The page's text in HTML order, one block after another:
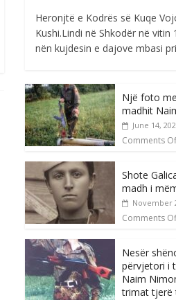
Heronjtë e Kodrës së Kuqe
Kushi.Lindi në Shkodër në vitin
nën kujdesin e dajove mbasi
Një foto
madhit
June 14,
Comments
Shote
madh i
November
Comments
Nesër
përvjetori i
Naim
trimat tjerë